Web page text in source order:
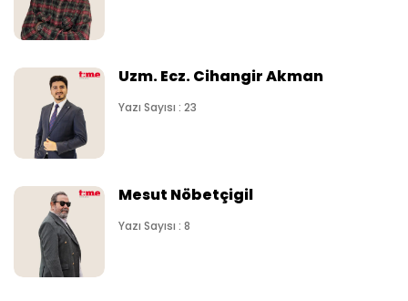
Uzm. Ecz. Cihangir Akman
Yazı Sayısı : 23
Mesut Nöbetçigil
Yazı Sayısı : 8